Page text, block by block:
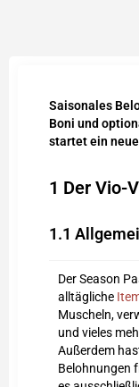
Saisonales
Boni und
startet ein
1 Der Vio-
1.1
Der Season
alltägliche
Muscheln,
und vieles
Außerdem
Belohnungen